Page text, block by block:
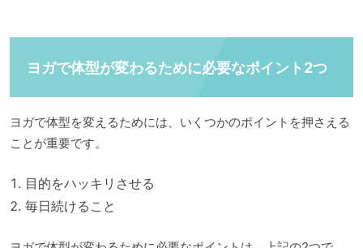
ヨガで体型が変わるために必要なポイント2つ
ヨガで体型を変えるためには、いくつかのポイントを押さえる
ことが重要です。
目的をハッキリさせる
毎日続けること